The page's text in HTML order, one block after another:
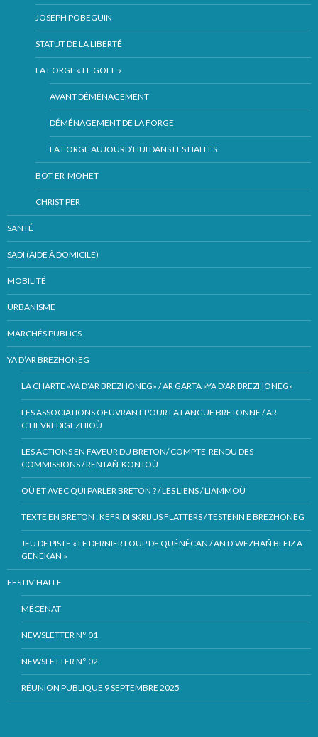
JOSEPH POBEGUIN
STATUT DE LA LIBERTÉ
LA FORGE « LE GOFF «
AVANT DÉMÉNAGEMENT
DÉMÉNAGEMENT DE LA FORGE
LA FORGE AUJOURD’HUI DANS LES HALLES
BOT-ER-MOHET
CHRIST PER
SANTÉ
SADI (AIDE À DOMICILE)
MOBILITÉ
URBANISME
MARCHÉS PUBLICS
YA D’AR BREZHONEG
LA CHARTE «YA D’AR BREZHONEG» / AR GARTA «YA D’AR BREZHONEG»
LES ASSOCIATIONS OEUVRANT POUR LA LANGUE BRETONNE / AR
C’HEVREDIGEZHIOÙ
LES ACTIONS EN FAVEUR DU BRETON/ COMPTE-RENDU DES
COMMISSIONS / RENTAÑ-KONTOÙ
OÙ ET AVEC QUI PARLER BRETON ? / LES LIENS / LIAMMOÙ
TEXTE EN BRETON : KEFRIDI SKRIJUS FLATTERS / TESTENN E BREZHONEG
JEU DE PISTE « LE DERNIER LOUP DE QUÉNÉCAN / AN D’WEZHAÑ BLEIZ A
GENEKAN »
FESTIV’HALLE
MÉCÉNAT
NEWSLETTER N° 01
NEWSLETTER N° 02
RÉUNION PUBLIQUE 9 SEPTEMBRE 2025